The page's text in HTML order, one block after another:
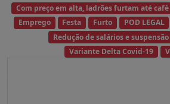
Com preço em alta, ladrões furtam até
Emprego
Festa Furto POD LEGAL
Redução de salários e
Variante Delta Covid-19